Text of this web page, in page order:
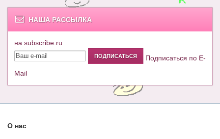
НАША РАССЫЛКА
на subscribe.ru
Подписаться по E-
Mail
О нас